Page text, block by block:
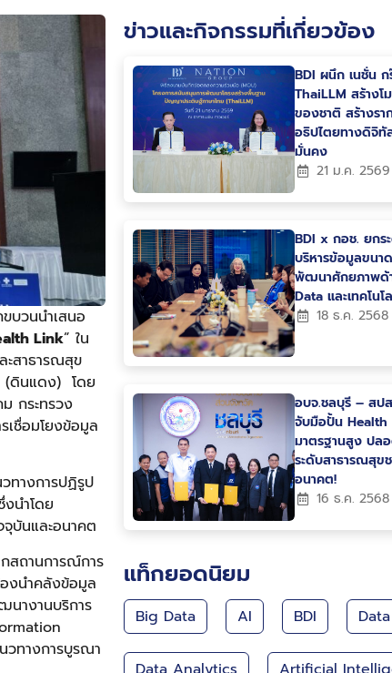
บวนนำเสนอ
Link” ใน
สาธารณสุข
(ดินแดง) โดย
กระทรวง
เชื่อมโยงข้อมูล
ทางการปฏิรูป
นำโดย
จุบันและอนาคต
สถานการณ์การ
งนำคลังข้อมูล
นางานบริการ
วทางการบูรณา
ข่าวและกิจกรรมที่เกี่ยวข้อง
BDI ผนึก เนชั่น
ThaiLLM สร้างโ
ของชาติ สร้างรา
อธิปไตยทางดิจิทั
มั่นคง
21 ม.ค. 2569
BDI x กอช. ยกร
บริหารข้อมูลขนา
พัฒนาศักยภาพด้
Data และเทคโน
18 ธ.ค. 2568
อบจ.ชลบุรี – สป
จับมือปั้น Health
มาตรฐานสูง ปล
ระดับสาธารณสุข
อนาคต!
16 ธ.ค. 2568
แท็กยอดนิยม
Big Data AI BDI